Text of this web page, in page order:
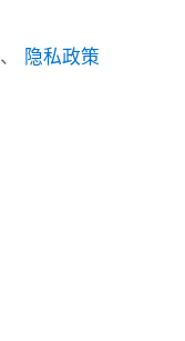
、 隐私政策